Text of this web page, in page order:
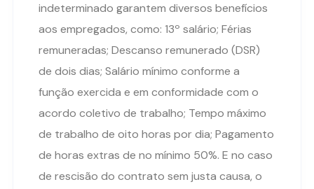
indeterminado garantem diversos benefícios
aos empregados, como: 13º salário; Férias
remuneradas; Descanso remunerado (DSR)
de dois dias; Salário mínimo conforme a
função exercida e em conformidade com o
acordo coletivo de trabalho; Tempo máximo
de trabalho de oito horas por dia; Pagamento
de horas extras de no mínimo 50%. E no caso
de rescisão do contrato sem justa causa, o